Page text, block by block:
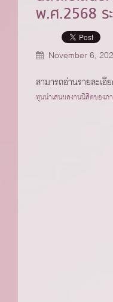
พ.ศ.2568
November 6,
สามารถอ่านรายละเ
ทุนนำเสนผลงานนิสิตของภ